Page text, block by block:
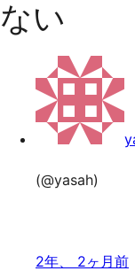
ス
キ
ない
(@yasah)
2年、 2ヶ月前